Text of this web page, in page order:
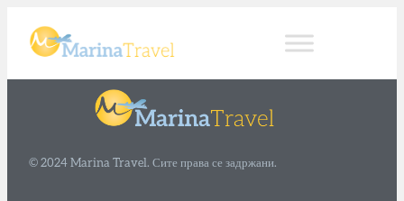
© 2024 Marina Travel. Сите права се задржани.